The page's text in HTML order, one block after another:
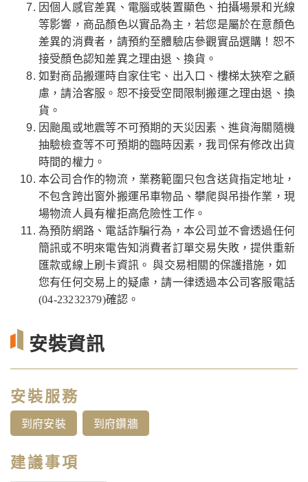
因個人感官差異、電腦或裝置顯色、拍攝場景和光線
等影響，商品顏色以實品為主，若您是屬於在意顏色
差異的消費者，請預約至體驗店參觀實品選購！恕不
接受顏色認知差異之理由退、換貨。
如對商品搬運時自家住宅、出入口、樓梯太狹窄之顧
慮，請洽客服。恕不接受空間限制搬運之理由退、換
貨。
因颱風或地震等不可預期的天災因素、進貨海關隨機
抽驗檢查等不可預期的臨時因素，我司保有修改出貨
時間的權力。
本公司合作的物流，業務範圍只包含送貨指定地址，
不包含跨出窗外搬運吊車物品、攀爬與吊掛作業，現
場物流人員有權拒高危險性工作。
為預防網路、電話詐騙行為，本公司並不會透過任何
簡訊或不明來電告知消費者訂單交易失敗，提供重新
匯款或線上刷卡資訊。 與交易相關的保護措施，如
您有任何交易上的疑慮，請一律透過本公司客服電話
(04-23232379)確認。
安裝資訊
安裝服務
到府安裝 到府鑽牆
建議事項